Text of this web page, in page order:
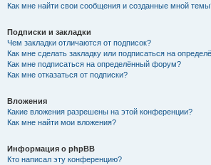
Как мне найти свои сообщения и созданные мной
Подписки и закладки
Чем закладки отличаются от подписок?
Как мне сделать закладку или подписаться на
Как мне подписаться на определённый форум?
Как мне отказаться от подписки?
Вложения
Какие вложения разрешены на этой конференции?
Как мне найти мои вложения?
Информация о phpBB
Кто написал эту конференцию?